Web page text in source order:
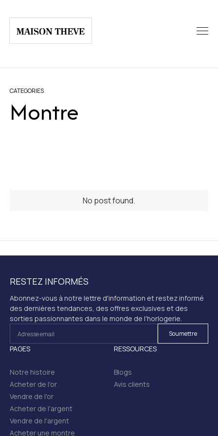
CATEGORIES
Montre
No post found.
RESTEZ INFORMÉS
Abonnez-vous à notre lettre d'information et restez informé
des dernières tendances, des offres exclusives et des
sorties passionnantes dans le monde de l'horlogerie.
PAGES
Notre histoire
Acheter de l'or
Vendre de l'or
Acheter de l'argent
Vendre de l'argent
Acheter une montre
RESSOURCES
Blogs
Avis clients